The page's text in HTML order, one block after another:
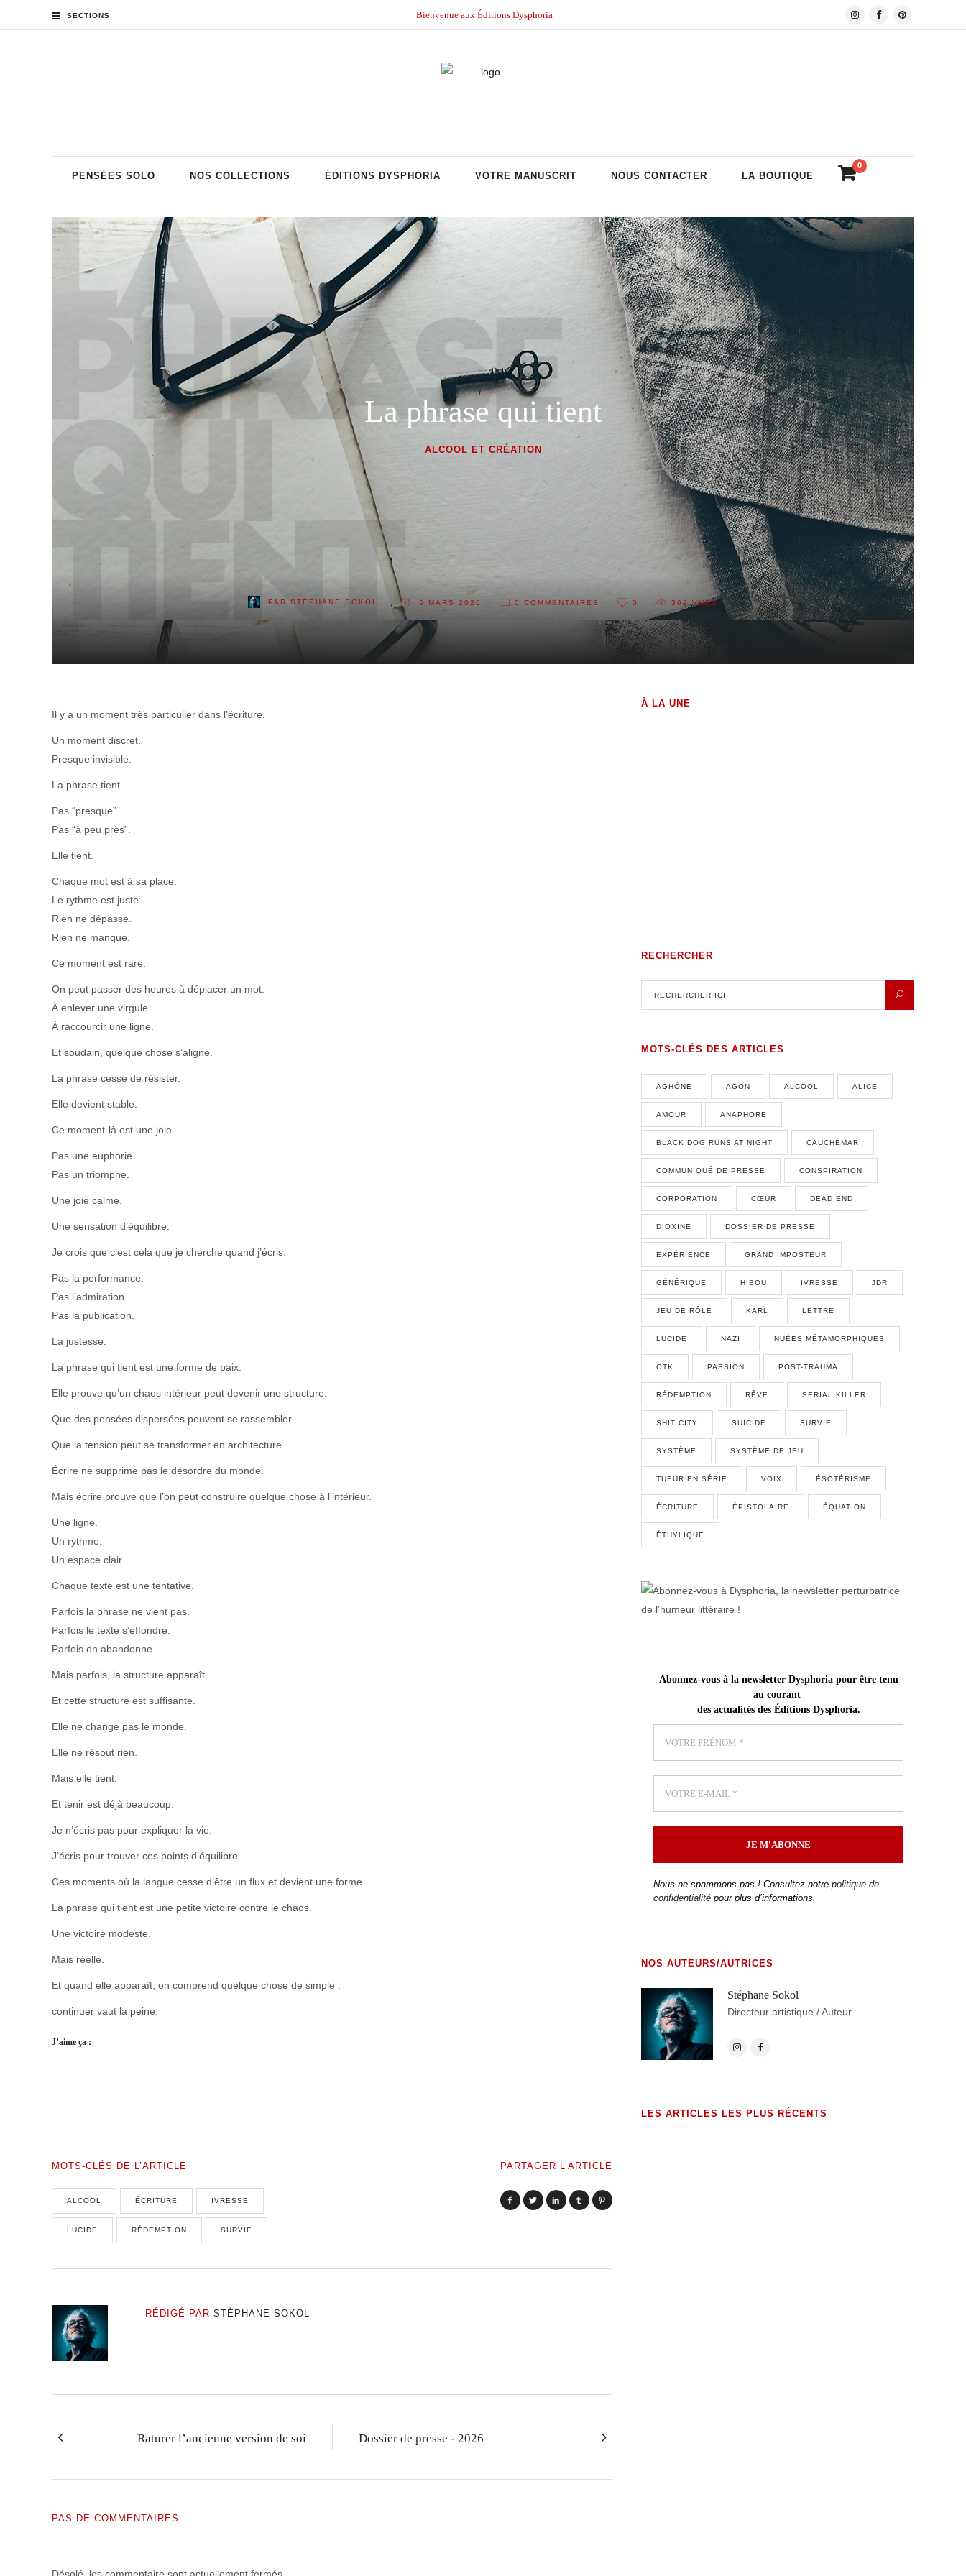
SECTIONS Bienvenue aux Éditions Dysphoria
PENSÉES SOLO NOS COLLECTIONS ÉDITIONS DYSPHORIA VOTRE MANUSCRIT NOUS CONTACTER LA BOUTIQUE
0
La phrase qui tient
ALCOOL ET CRÉATION
PAR STÉPHANE SOKOL 6 MARS 2026 0 COMMENTAIRES 0 362 VUES
Il y a un moment très particulier dans l’écriture.
Un moment discret.
Presque invisible.
La phrase tient.
Pas “presque”.
Pas “à peu près”.
Elle tient.
Chaque mot est à sa place.
Le rythme est juste.
Rien ne dépasse.
Rien ne manque.
Ce moment est rare.
On peut passer des heures à déplacer un mot.
À enlever une virgule.
À raccourcir une ligne.
Et soudain, quelque chose s’aligne.
La phrase cesse de résister.
Elle devient stable.
Ce moment-là est une joie.
Pas une euphorie.
Pas un triomphe.
Une joie calme.
Une sensation d’équilibre.
Je crois que c’est cela que je cherche quand j’écris.
Pas la performance.
Pas l’admiration.
Pas la publication.
La justesse.
La phrase qui tient est une forme de paix.
Elle prouve qu’un chaos intérieur peut devenir une structure.
Que des pensées dispersées peuvent se rassembler.
Que la tension peut se transformer en architecture.
Écrire ne supprime pas le désordre du monde.
Mais écrire prouve que l’on peut construire quelque chose à l’intérieur.
Une ligne.
Un rythme.
Un espace clair.
Chaque texte est une tentative.
Parfois la phrase ne vient pas.
Parfois le texte s’effondre.
Parfois on abandonne.
Mais parfois, la structure apparaît.
Et cette structure est suffisante.
Elle ne change pas le monde.
Elle ne résout rien.
Mais elle tient.
Et tenir est déjà beaucoup.
Je n’écris pas pour expliquer la vie.
J’écris pour trouver ces points d’équilibre.
Ces moments où la langue cesse d’être un flux et devient une forme.
La phrase qui tient est une petite victoire contre le chaos.
Une victoire modeste.
Mais réelle.
Et quand elle apparaît, on comprend quelque chose de simple :
continuer vaut la peine.
J’aime ça :
MOTS-CLÉS DE L’ARTICLE
ALCOOL ÉCRITURE IVRESSE
LUCIDE RÉDEMPTION SURVIE
PARTAGER L’ARTICLE
RÉDIGÉ PAR STÉPHANE SOKOL
Raturer l’ancienne version de soi Dossier de presse - 2026
PAS DE COMMENTAIRES
À LA UNE
RECHERCHER
MOTS-CLÉS DES ARTICLES
AGHÔNE AGON ALCOOL ALICE
AMOUR ANAPHORE
BLACK DOG RUNS AT NIGHT CAUCHEMAR
COMMUNIQUÉ DE PRESSE CONSPIRATION
CORPORATION CŒUR DEAD END
DIOXINE DOSSIER DE PRESSE
EXPÉRIENCE GRAND IMPOSTEUR
GÉNÉRIQUE HIBOU IVRESSE JDR
JEU DE RÔLE KARL LETTRE
LUCIDE NAZI NUÉES MÉTAMORPHIQUES
OTK PASSION POST-TRAUMA
RÉDEMPTION RÊVE SERIAL KILLER
SHIT CITY SUICIDE SURVIE
SYSTÈME SYSTÈME DE JEU
TUEUR EN SÉRIE VOIX ÉSOTÉRISME
ÉCRITURE ÉPISTOLAIRE ÉQUATION
ÉTHYLIQUE
Abonnez-vousà la newsletter Dysphoria pour être tenu
au courant
des actualités des Éditions Dysphoria.
Nous ne spammons pas ! Consultez notrepolitique de
confidentialité pour plus d’informations.
NOS AUTEURS/AUTRICES
Stéphane Sokol
Directeur artistique / Auteur
LES ARTICLES LES PLUS RÉCENTS